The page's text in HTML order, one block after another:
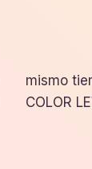
mismo
COLOR